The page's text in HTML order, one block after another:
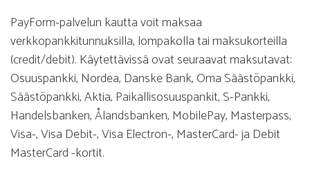
PayForm-palvelun kautta voit maksaa
verkkopankkitunnuksilla, lompakolla tai maksukorteilla
(credit/debit). Käytettävissä ovat seuraavat maksutavat:
Osuuspankki, Nordea, Danske Bank, Oma Säästöpankki,
Säästöpankki, Aktia, Paikallisosuuspankit, S-Pankki,
Handelsbanken, Ålandsbanken, MobilePay, Masterpass,
Visa-, Visa Debit-, Visa Electron-, MasterCard- ja Debit
MasterCard -kortit.